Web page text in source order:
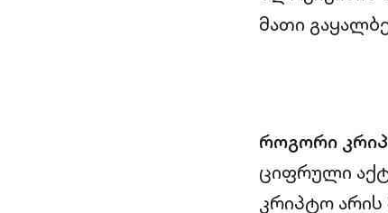
მათი
როგორი
ციფრული
კრიპტო არის